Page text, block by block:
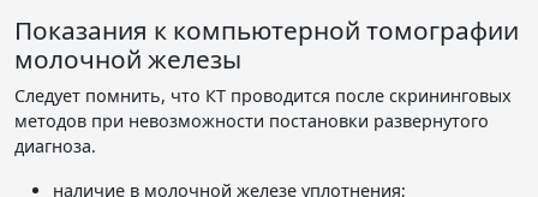
Показания к компьютерной томографии
молочной железы
Следует помнить, что КТ проводится после скрининговых
методов при невозможности постановки развернутого
диагноза.
наличие в молочной железе уплотнения;